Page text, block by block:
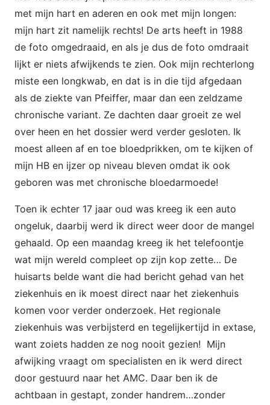
met mijn hart en aderen en ook met mijn longen:
mijn hart zit namelijk rechts! De arts heeft in 1988
de foto omgedraaid, en als je dus de foto omdraait
lijkt er niets afwijkends te zien. Ook mijn rechterlong
miste een longkwab, en dat is in die tijd afgedaan
als de ziekte van Pfeiffer, maar dan een zeldzame
chronische variant. Ze dachten daar groeit ze wel
over heen en het dossier werd verder gesloten. Ik
moest alleen af en toe bloedprikken, om te kijken of
mijn HB en ijzer op niveau bleven omdat ik ook
geboren was met chronische bloedarmoede!
Toen ik echter 17 jaar oud was kreeg ik een auto
ongeluk, daarbij werd ik direct weer door de mangel
gehaald. Op een maandag kreeg ik het telefoontje
wat mijn wereld compleet op zijn kop zette… De
huisarts belde want die had bericht gehad van het
ziekenhuis en ik moest direct naar het ziekenhuis
komen voor verder onderzoek. Het regionale
ziekenhuis was verbijsterd en tegelijkertijd in extase,
want zoiets hadden ze nog nooit gezien! Mijn
afwijking vraagt om specialisten en ik werd direct
door gestuurd naar het AMC. Daar ben ik de
achtbaan in gestapt, zonder handrem…zonder